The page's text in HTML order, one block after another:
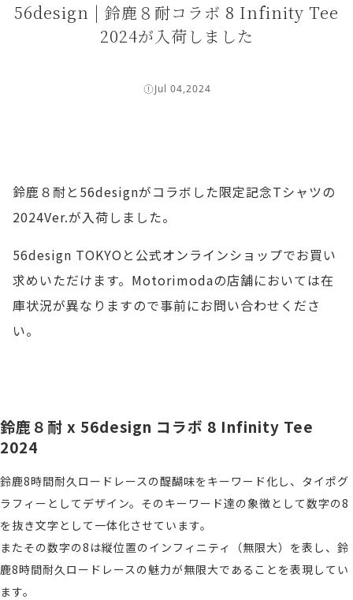
56design | 鈴鹿８耐コラボ 8 Infinity Tee
2024が入荷しました
Jul 04,2024
鈴鹿８耐と56designがコラボした限定記念Tシャツの
2024Ver.が入荷しました。
56design TOKYOと公式オンラインショップでお買い
求めいただけます。Motorimodaの店舗においては在
庫状況が異なりますので事前にお問い合わせくださ
い。
鈴鹿８耐 x 56design コラボ 8 Infinity Tee
2024
鈴鹿8時間耐久ロードレースの醍醐味をキーワード化し、タイポグ
ラフィーとしてデザイン。そのキーワード達の象徴として数字の8
を抜き文字として一体化させています。
またその数字の8は縦位置のインフィニティ（無限大）を表し、鈴
鹿8時間耐久ロードレースの魅力が無限大であることを表現してい
ます。